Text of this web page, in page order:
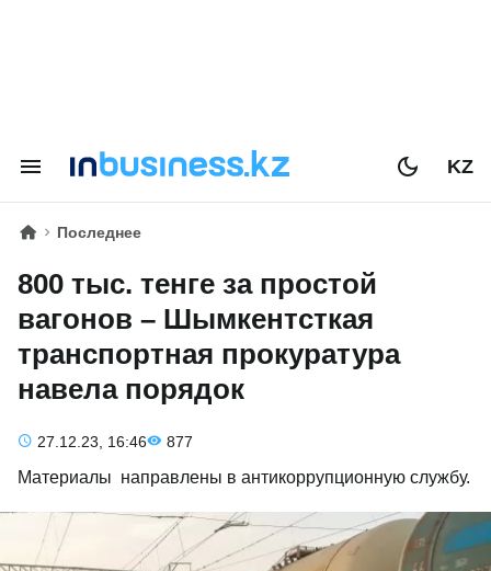
KZ
Последнее
800 тыс. тенге за простой
вагонов – Шымкентсткая
транспортная прокуратура
навела порядок
27.12.23, 16:46 877
Материалы направлены в антикоррупционную службу.